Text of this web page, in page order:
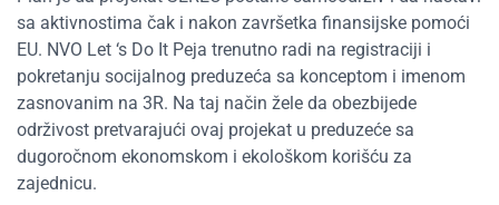
sa aktivnostima čak i nakon završetka finansijske pomoći
EU. NVO Let ‘s Do It Peja trenutno radi na registraciji i
pokretanju socijalnog preduzeća sa konceptom i imenom
zasnovanim na 3R. Na taj način žele da obezbijede
održivost pretvarajući ovaj projekat u preduzeće sa
dugoročnom ekonomskom i ekološkom korišću za
zajednicu.